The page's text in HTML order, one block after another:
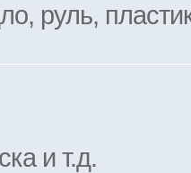
руль,
и т.д.